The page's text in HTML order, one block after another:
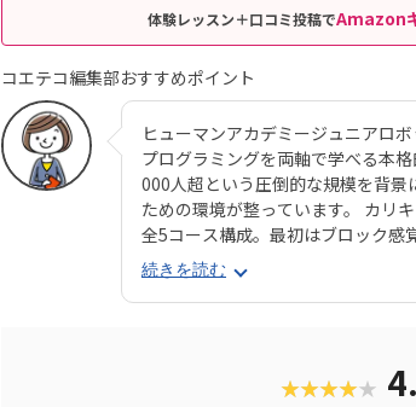
体験レッスン＋口コミ投稿でAmazon
コエテコ編集部おすすめポイント
ヒューマンアカデミージュニアロ
プログラミングを両軸で学べる本
000人超という圧倒的な規模を背
ための環境が整っています。 カリ
全5コース構成。最初はブロック感
ング要素も加わっていきます。 使
生と共同開発されたオリジナルキ
成で、飽きずに続けやすい点も特
行錯誤しながらロボットを動かす
続きを読む
★★★★★